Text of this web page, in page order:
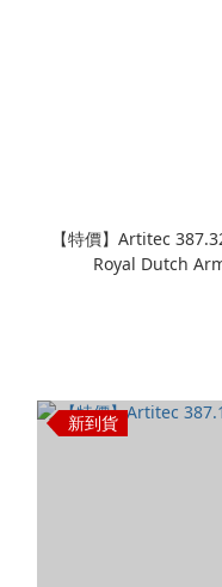
【特價】Artitec
Royal Dutch
新到貨